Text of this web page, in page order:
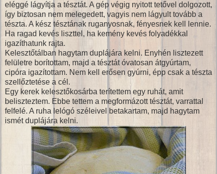
eléggé lágyítja a tésztát. A gép végig nyitott tetővel dolgozott,
így biztosan nem melegedett, vagyis nem lágyult tovább a
tészta. A kész tésztának ruganyosnak, fényesnek kell lennie.
Ha ragad kevés liszttel, ha kemény kevés folyadékkal
igazíthatunk rajta.
Kelesztőtálban hagytam duplájára kelni. Enyhén lisztezett
felületre borítottam, majd a tésztát óvatosan átgyúrtam,
cipóra igazítottam. Nem kell erősen gyúrni, épp csak a tészta
szellőztetése a cél.
Egy kerek kelesztőkosárba terítettem egy ruhát, amit
beliszteztem. Ebbe tettem a megformázott tésztát, varrattal
felfelé. A ruha lelógó széleivel betakartam, majd hagytam
ismét duplájára kelni.